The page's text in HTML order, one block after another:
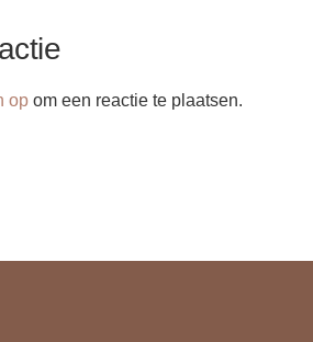
op om een reactie te plaatsen.